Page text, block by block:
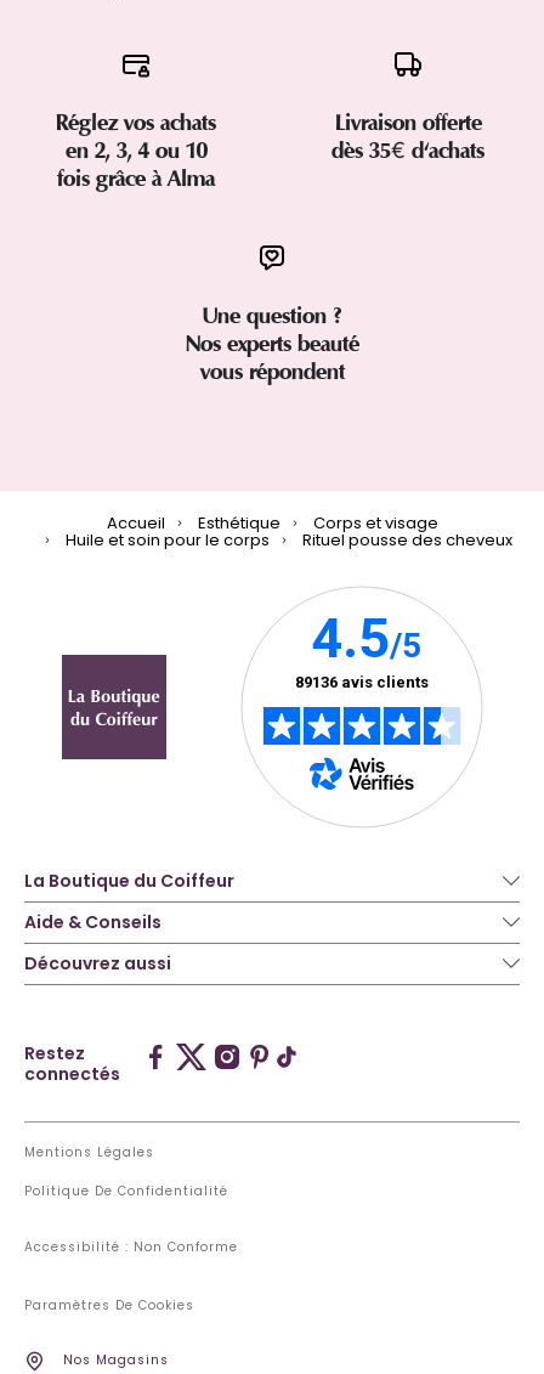
Réglez vos achats
en 2, 3, 4 ou 10
fois grâce à Alma
Livraison offerte
dès 35€ d'achats
Une question ?
Nos experts beauté
vous répondent
Accueil Esthétique Corps et visage
Huile et soin pour le corps Rituel pousse des cheveux
La Boutique du Coiffeur
Aide & Conseils
Découvrez aussi
Restez
connectés
Mentions Légales
Politique De Confidentialité
Accessibilité : Non Conforme
Paramètres De Cookies
Nos Magasins